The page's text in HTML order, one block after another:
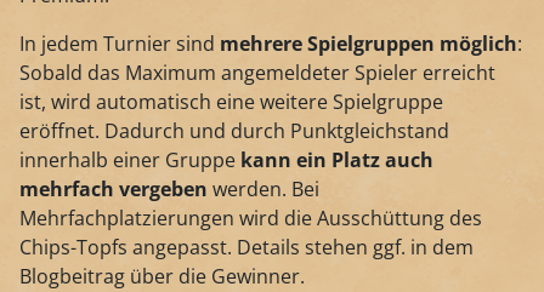
In jedem Turnier sind mehrere Spielgruppen möglich:
Sobald das Maximum angemeldeter Spieler erreicht
ist, wird automatisch eine weitere Spielgruppe
eröffnet. Dadurch und durch Punktgleichstand
innerhalb einer Gruppe kann ein Platz auch
mehrfach vergeben werden. Bei
Mehrfachplatzierungen wird die Ausschüttung des
Chips-Topfs angepasst. Details stehen ggf. in dem
Blogbeitrag über die Gewinner.